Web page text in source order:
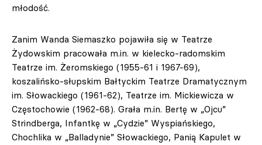
młodość.
Zanim Wanda Siemaszko pojawiła się w Teatrze
Żydowskim pracowała m.in. w kielecko-radomskim
Teatrze im. Żeromskiego (1955-61 i 1967-69),
koszalińsko-słupskim Bałtyckim Teatrze Dramatycznym
im. Słowackiego (1961-62), Teatrze im. Mickiewicza w
Częstochowie (1962-68). Grała m.in. Bertę w „Ojcu”
Strindberga, Infantkę w „Cydzie” Wyspiańskiego,
Chochlika w „Balladynie” Słowackiego, Panią Kapulet w